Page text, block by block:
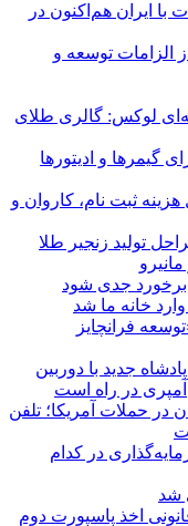
با ایران هم‌اکنون در
الزامات توسعه و
لوکس: گالری طلای
گیمرها و ادیتورها
کامل هزینه ثبت نام، کاروان و
تولید زنجیر طلا
برخورد جدی شود
خانه ما شد
فرانچایز
شیائومی ۱۸ پرو/ پادشاه جدید با دوربین
در حملات آمریکا؛ تلفن
در کدام
شد
اخذ پاسپورت دوم